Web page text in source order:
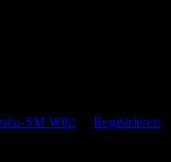
SM Wiki Registrieren